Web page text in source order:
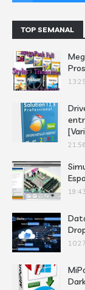
TOP SEMANAL